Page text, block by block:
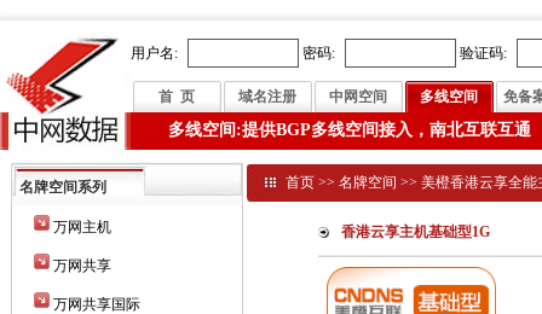
用户名: 密码: 验证码:
首 页 域名注册 中网空间 多线空间 免备
多线空间:提供BGP多线空间接入，南北互联互通
名牌空间系列
万网主机
万网共享
万网共享国际
首页 >>名牌空间 >>美橙香港云享全能
香港云享主机基础型1G